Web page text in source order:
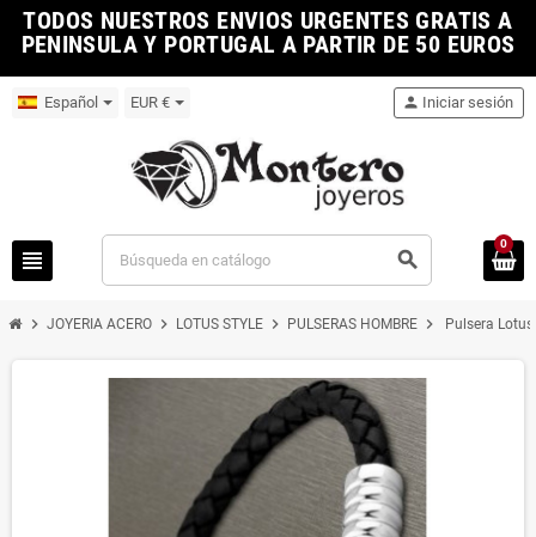
TODOS NUESTROS ENVIOS URGENTES GRATIS A
PENINSULA Y PORTUGAL A PARTIR DE 50 EUROS
Español EUR €
view_headline search
person Iniciar sesión
0
chevron_right JOYERIA ACERO chevron_right LOTUS STYLE chevron_right PULSERAS HOMBRE chevron_right Pulsera